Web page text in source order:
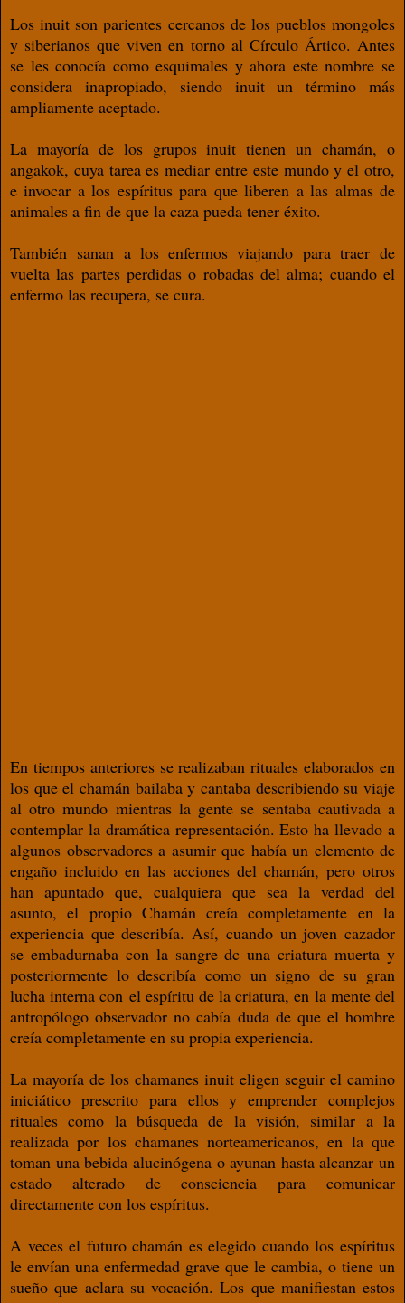
Los inuit son parientes cercanos de los pueblos mongoles
y siberianos que viven en torno al Círculo Ártico. Antes
se les conocía como esquimales y ahora este nombre se
considera inapropiado, siendo inuit un término más
ampliamente aceptado.
La mayoría de los grupos inuit tienen un chamán, o
angakok, cuya tarea es mediar entre este mundo y el otro,
e invocar a los espíritus para que liberen a las almas de
animales a fin de que la caza pueda tener éxito.
También sanan a los enfermos viajando para traer de
vuelta las partes perdidas o robadas del alma; cuando el
enfermo las recupera, se cura.
En tiempos anteriores se realizaban rituales elaborados en
los que el chamán bailaba y cantaba describiendo su viaje
al otro mundo mientras la gente se sentaba cautivada a
contemplar la dramática representación. Esto ha llevado a
algunos observadores a asumir que había un elemento de
engaño incluido en las acciones del chamán, pero otros
han apuntado que, cualquiera que sea la verdad del
asunto, el propio Chamán creía completamente en la
experiencia que describía. Así, cuando un joven cazador
se embadurnaba con la sangre dc una criatura muerta y
posteriormente lo describía como un signo de su gran
lucha interna con el espíritu de la criatura, en la mente del
antropólogo observador no cabía duda de que el hombre
creía completamente en su propia experiencia.
La mayoría de los chamanes inuit eligen seguir el camino
iniciático prescrito para ellos y emprender complejos
rituales como la búsqueda de la visión, similar a la
realizada por los chamanes norteamericanos, en la que
toman una bebida alucinógena o ayunan hasta alcanzar un
estado alterado de consciencia para comunicar
directamente con los espíritus.
A veces el futuro chamán es elegido cuando los espíritus
le envían una enfermedad grave que le cambia, o tiene un
sueño que aclara su vocación. Los que manifiestan estos